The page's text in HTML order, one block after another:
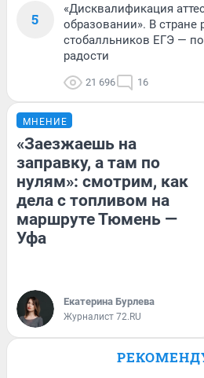
5
«Дисквалификация
образовании». В стране
стобалльников ЕГЭ —
радости
21 696 16
МНЕНИЕ
«Заезжаешь на
заправку, а там по
нулям»: смотрим, как
дела с топливом на
маршруте Тюмень —
Уфа
Екатерина Бурлева
Журналист 72.RU